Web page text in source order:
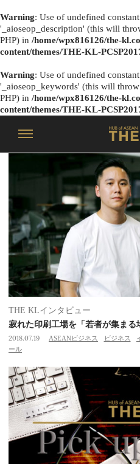
Warning: Use of undefined
'_aioseop_description' (this will
PHP) in /home/wpx816126/the-
content/themes/THE-KL-
Warning: Use of undefined
'_aioseop_keywords' (this will
PHP) in /home/wpx816126/the-
content/themes/THE-KL-
THE KLインタビュー
寂れた印刷工場を「若者が集ま
2018.07.19 ASEANビジネス ビジネス
ール